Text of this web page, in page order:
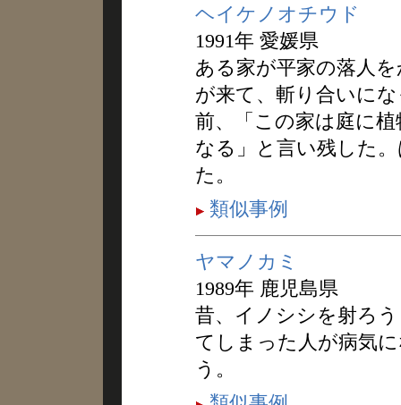
ヘイケノオチウド
1991年 愛媛県
ある家が平家の落人
が来て、斬り合いに
前、「この家は庭に
なる」と言い残した
た。
類似事例
ヤマノカミ
1989年 鹿児島県
昔、イノシシを射ろ
てしまった人が病気
う。